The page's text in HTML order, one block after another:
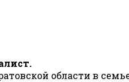
области в